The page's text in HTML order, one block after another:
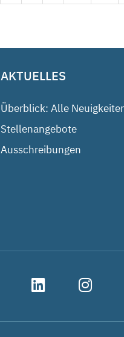
AKTUELLES
Überblick: Alle
Stellenangebote
Ausschreibungen